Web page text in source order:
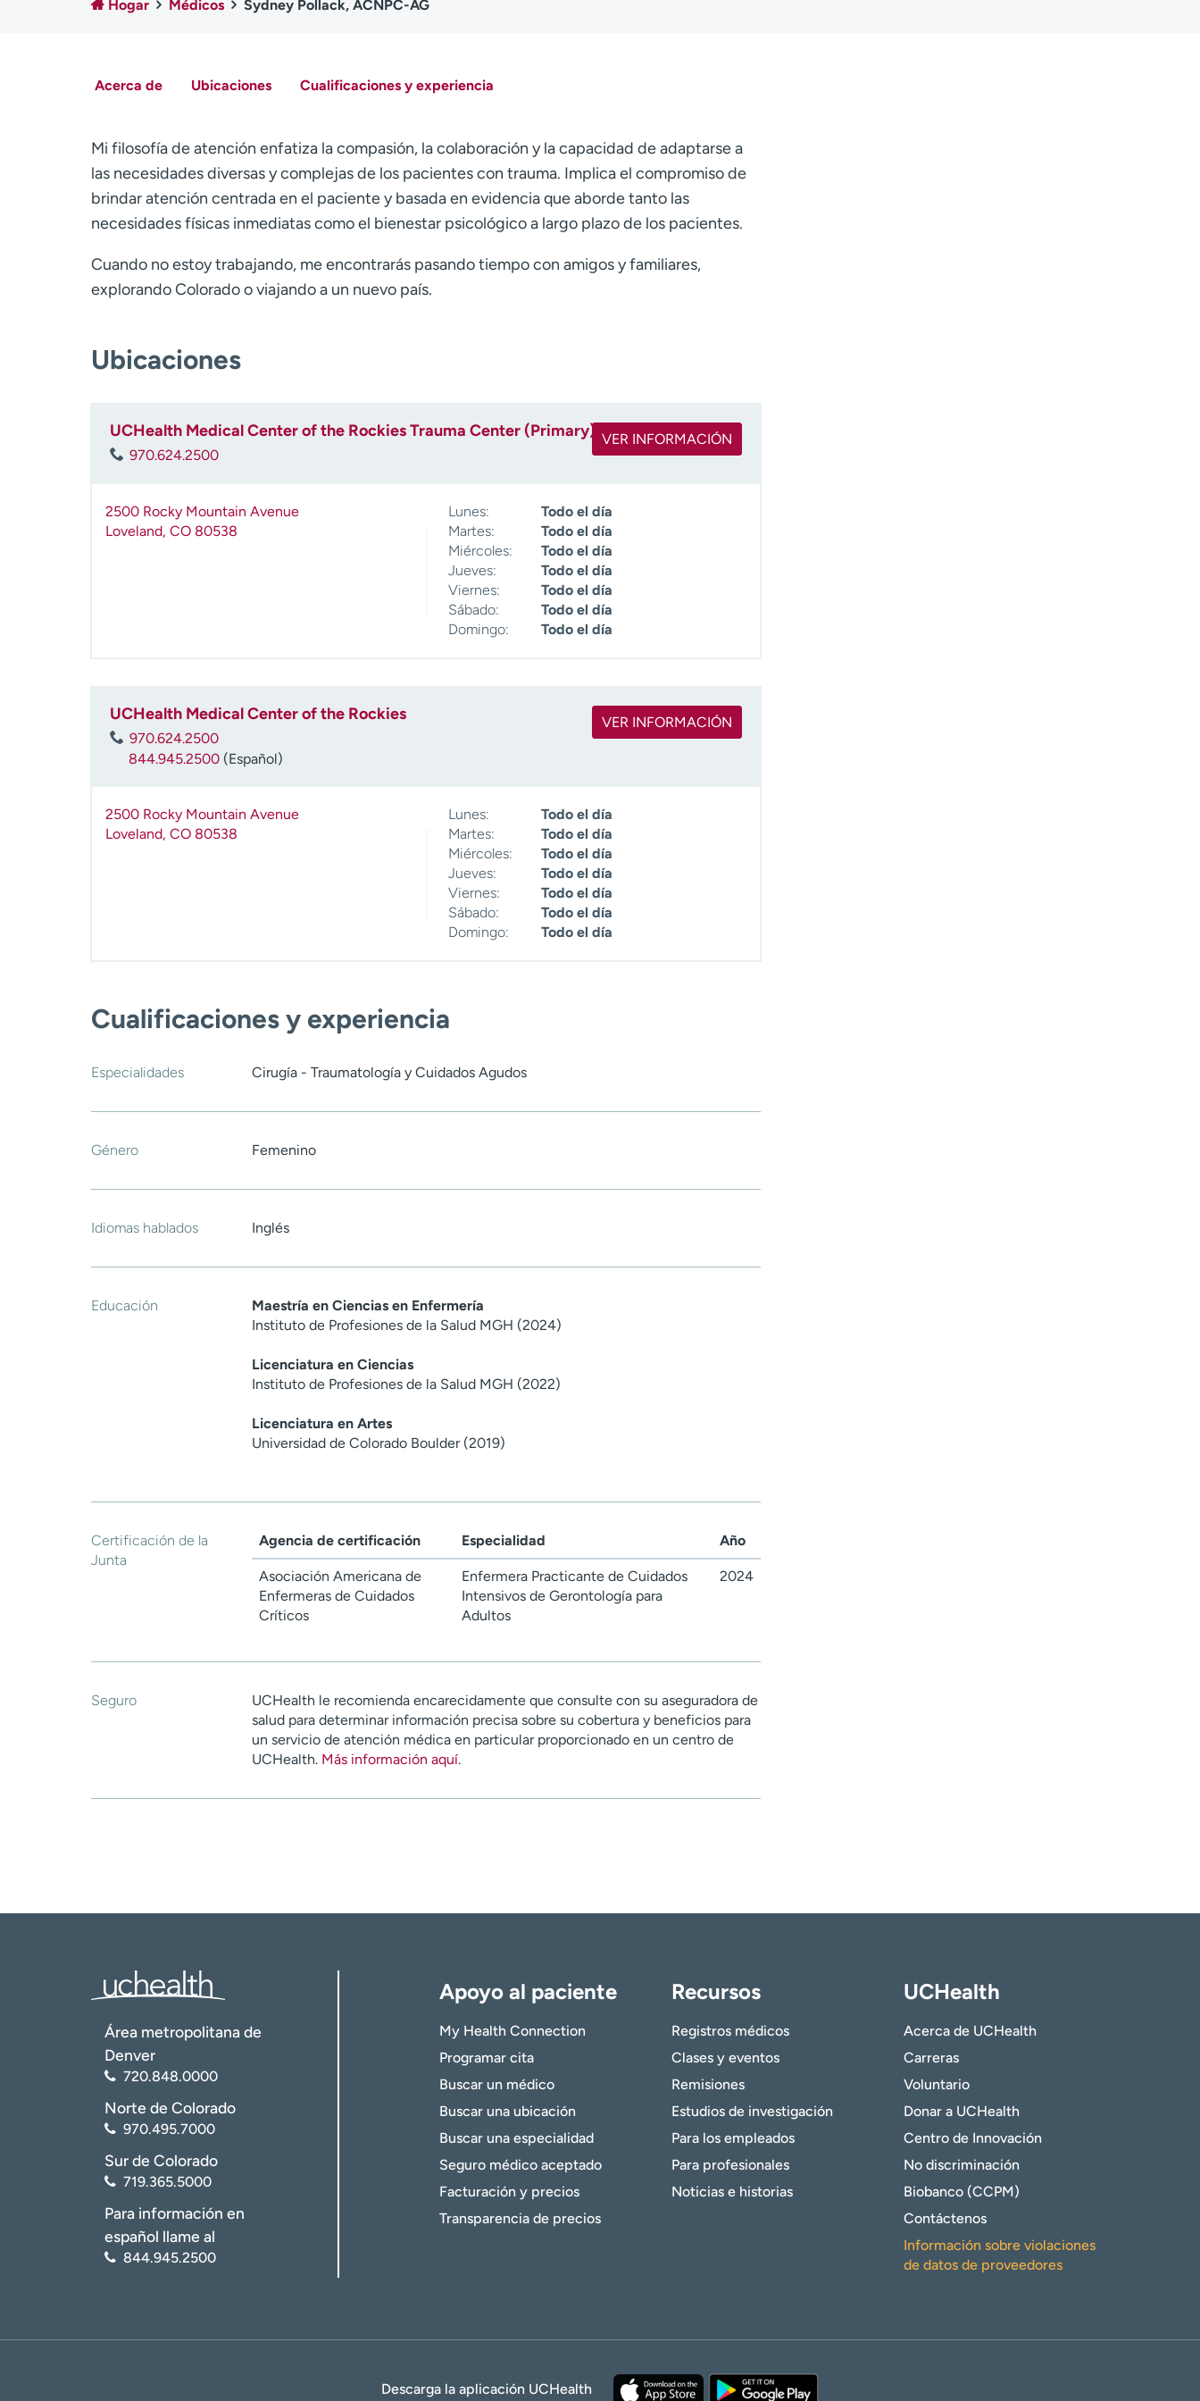
Hogar Médicos Sydney Pollack, ACNPC-AG
Acerca de Ubicaciones Cualificaciones y experiencia
Mi filosofía de atención enfatiza la compasión, la colaboración y la capacidad de adaptarse a
las necesidades diversas y complejas de los pacientes con trauma. Implica el compromiso de
brindar atención centrada en el paciente y basada en evidencia que aborde tanto las
necesidades físicas inmediatas como el bienestar psicológico a largo plazo de los pacientes.
Cuando no estoy trabajando, me encontrarás pasando tiempo con amigos y familiares,
explorando Colorado o viajando a un nuevo país.
Ubicaciones
UCHealth Medical Center of the Rockies Trauma Center (Primary)
970.624.2500
VER INFORMACIÓN
2500 Rocky Mountain Avenue
Loveland, CO 80538
Lunes:
Todo el día
Martes:
Todo el día
Miércoles:
Todo el día
Jueves:
Todo el día
Viernes:
Todo el día
Sábado:
Todo el día
Domingo:
Todo el día
UCHealth Medical Center of the Rockies
970.624.2500
844.945.2500 (Español)
VER INFORMACIÓN
2500 Rocky Mountain Avenue
Loveland, CO 80538
Lunes:
Todo el día
Martes:
Todo el día
Miércoles:
Todo el día
Jueves:
Todo el día
Viernes:
Todo el día
Sábado:
Todo el día
Domingo:
Todo el día
Cualificaciones y experiencia
Especialidades Cirugía - Traumatología y Cuidados Agudos
Género Femenino
Idiomas hablados Inglés
Educación
Maestría en Ciencias en Enfermería
Instituto de Profesiones de la Salud MGH (2024)
Licenciatura en Ciencias
Instituto de Profesiones de la Salud MGH (2022)
Licenciatura en Artes
Universidad de Colorado Boulder (2019)
Certificación de la
Junta
Agencia de certificación Especialidad Año
Asociación Americana de
Enfermeras de Cuidados
Críticos
Enfermera Practicante de Cuidados
Intensivos de Gerontología para
Adultos
2024
Seguro
UCHealth le recomienda encarecidamente que consulte con su aseguradora de
salud para determinar información precisa sobre su cobertura y beneficios para
un servicio de atención médica en particular proporcionado en un centro de
UCHealth. Más información aquí.
Área metropolitana de
Denver
720.848.0000
Norte de Colorado
970.495.7000
Sur de Colorado
719.365.5000
Para información en
español llame al
844.945.2500
Apoyo al paciente
My Health Connection
Programar cita
Buscar un médico
Buscar una ubicación
Buscar una especialidad
Seguro médico aceptado
Facturación y precios
Transparencia de precios
Recursos
Registros médicos
Clases y eventos
Remisiones
Estudios de investigación
Para los empleados
Para profesionales
Noticias e historias
UCHealth
Acerca de UCHealth
Carreras
Voluntario
Donar a UCHealth
Centro de Innovación
No discriminación
Biobanco (CCPM)
Contáctenos
Información sobre violaciones
de datos de proveedores
Descarga la aplicación UCHealth